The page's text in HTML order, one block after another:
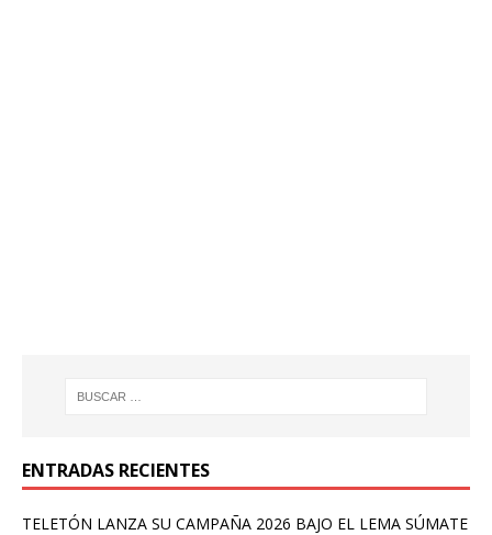
ENTRADAS RECIENTES
TELETÓN LANZA SU CAMPAÑA 2026 BAJO EL LEMA SÚMATE